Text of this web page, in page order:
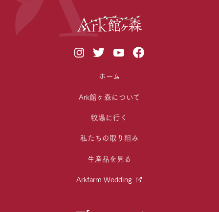
ホーム
Ark館ヶ森について
牧場に行く
私たちの取り組み
生産品を見る
Arkfarm Wedding